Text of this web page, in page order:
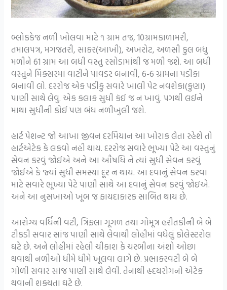
બ્લોકકેજ નળી ખોલવા માટે ૧ ગ્રામ તજ, 10ગ્રામકાળામરી,
તમાલપત્ર, મગજતરી, સાકર(આખી), અખરોટ, અળસી કુલ બધુ
મળીને 61 ગ્રામ આ બધી વસ્તુ રસોડામાંથી જ મળી જશે. આ બધી
વસ્તુને મિક્સરમાં વાટીને પાવડર બનાવી, 6-6 ગ્રામના પડીકા
બનાવી લો. દરરોજ એક પડીકું સવારે ખાલી પેટ નવશેકા(કુણા)
પાણી સાથે લેવુ. એક કલાક સુધી કંઈ જ ન ખાવું. પગથી લઈને
માથા સુધીની કોઈ પણ બંધ નળીખુલી જશે.
હાર્ટ પેશન્ટ જો આખા જીવન દરમિયાન આ ખોરાક લેતા રહેશે તો
હાર્ટએટેક કે લકવો નહી થાય. દરરોજ સવારે ભૂખ્યા પેટે આ વસ્તુનું
સેવન કરવું જોઈએ અને આ ઔષધિ ને ત્યાં સુધી સેવન કરવું
જોઈએ કે જ્યાં સુધી સમસ્યા દૂર ન થાય. આ દવાનું સેવન કરવા
માટે સવારે ભૂખ્યા પેટે પાણી સાથે આ દવાનું સેવન કરવું જોઇએ.
અને આ નુસખાઓ ખૂબ જ ફાયદાકારક સાબિત થાય છે.
આરોગ્ય વર્ધિની વટી, ત્રિફલા ગૂગળ તથા ગોમૂત્ર હરીતકીની બે બે
ટીકડી સવાર સાંજ પાણી સાથે લેવાથી લોહીમાં વધેલું કોલેસ્ટરોલ
ઘટે છે. અને લોહીમાં રહેલી ચીકાશ કે ચરબીના અંશો ઓછા
થવાથી નળીઓ ધીમે ધીમે ખૂલવા લાગે છે. પ્રભાકરવટી બે બે
ગોળી સવાર સાંજ પાણી સાથે લેવી. તેનાથી હૃદયરોગનો એટેક
થવાની શક્યતા ઘટે છે.